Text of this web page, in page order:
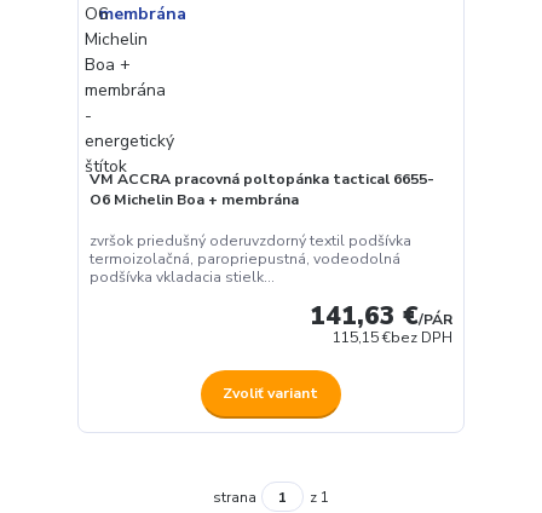
VM ACCRA pracovná poltopánka tactical 6655-
O6 Michelin Boa + membrána
zvršok priedušný oderuvzdorný textil podšívka
termoizolačná, paropriepustná, vodeodolná
podšívka vkladacia stielk...
141,63 €/PÁR
115,15 €bez DPH
Zvoliť variant
strana z 1